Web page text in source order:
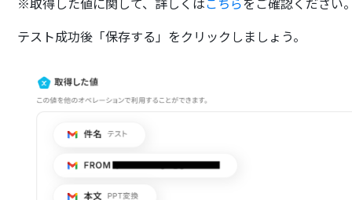
テスト成功後「保存する」をクリックしましょう。